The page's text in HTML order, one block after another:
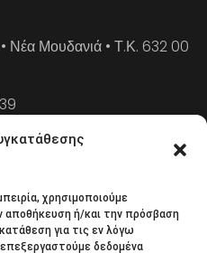
χρησιμοποιούμε
αποθήκευση ή/και την πρόσβαση
για τις εν λόγω
δεδομένα
Νέα Μουδανιά • Τ.Κ. 632 00